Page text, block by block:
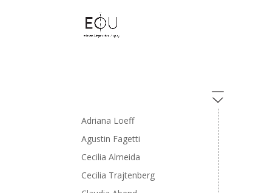
Adriana Loeff
Agustin Fagetti
Cecilia Almeida
Cecilia Trajtenberg